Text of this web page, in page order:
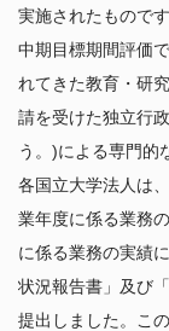
栄誉・称号
大学の取組
中期目標・
公表事項など
情報公開/個
広報
公開データ
学部
大学院
教育研究組
附置研究所
学内共同教
学内コンソ
運営支援組織
全学技術セ
教育・学生支
ポリシー
学年暦
カリキュラ
特色ある教
学生生活案内
授業料
経済支援（
研究活動
研究活動
産学官連携
研究安全管理
若手研究者
社会との連携
国際展開・留
実施されたものです
中期目標期間評価
れてきた教育・研
請を受けた独立行
う。)による専門的
各国立大学法人は
業年度に係る業務
に係る業務の実績
状況報告書」及び
提出しました。こ